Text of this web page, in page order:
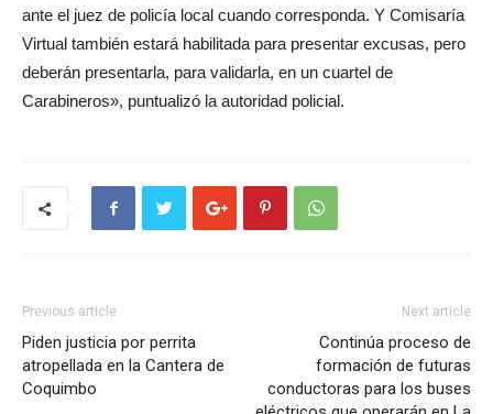
ante el juez de policía local cuando corresponda. Y Comisaría
Virtual también estará habilitada para presentar excusas, pero
deberán presentarla, para validarla, en un cuartel de
Carabineros», puntualizó la autoridad policial.
Previous article
Piden justicia por perrita
atropellada en la Cantera de
Coquimbo
Next article
Continúa proceso de
formación de futuras
conductoras para los buses